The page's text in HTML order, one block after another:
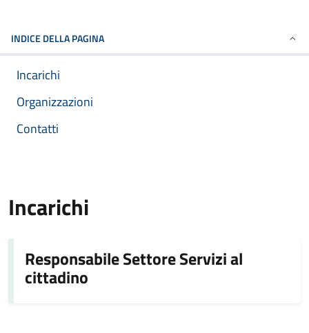
INDICE DELLA PAGINA
Incarichi
Organizzazioni
Contatti
Incarichi
Responsabile Settore Servizi al
cittadino